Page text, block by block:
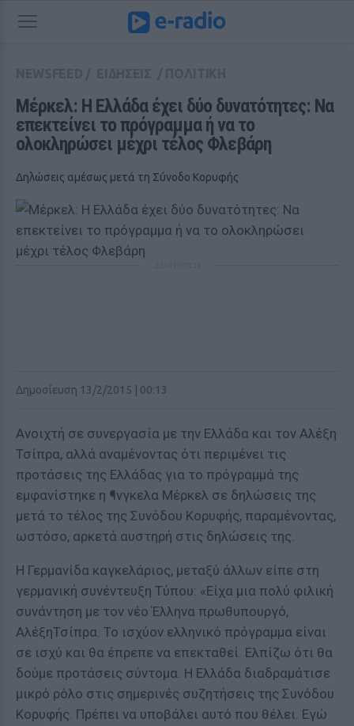
Μέρκελ: Η Ελλάδα έχει δύο δυνατότητες: Να
επεκτείνει το πρόγραμμα ή να το
ολοκληρώσει μέχρι τέλος Φλεβάρη
Δηλώσεις αμέσως μετά τη Σύνοδο Κορυφής
Δημοσίευση 13/2/2015 | 00:13
Ανοιχτή σε συνεργασία με την Ελλάδα και τον Αλέξη
Τσίπρα, αλλά αναμένοντας ότι περιμένει τις
προτάσεις της Ελλάδας για το πρόγραμμά της
εμφανίστηκε η ¶νγκελα Μέρκελ σε δηλώσεις της
μετά το τέλος της Συνόδου Κορυφής, παραμένοντας,
ωστόσο, αρκετά αυστηρή στις δηλώσεις της.
Η Γερμανίδα καγκελάριος, μεταξύ άλλων είπε στη
γερμανική συνέντευξη Τύπου: «Είχα μια πολύ φιλική
συνάντηση με τον νέο Έλληνα πρωθυπουργό,
ΑλέξηΤσίπρα. Το ισχύον ελληνικό πρόγραμμα είναι
σε ισχύ και θα έπρεπε να επεκταθεί. Ελπίζω ότι θα
δούμε προτάσεις σύντομα. Η Ελλάδα διαδραμάτισε
μικρό ρόλο στις σημερινές συζητήσεις της Συνόδου
Κορυφής. Πρέπει να υποβάλει αυτό που θέλει. Εγώ